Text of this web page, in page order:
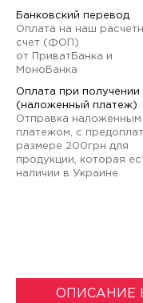
Банковский перевод
Оплата на наш
счет (ФОП)
от ПриватБанка и
МоноБанка
Оплата при получении
(наложенный платеж)
Отправка наложенным
платежом, с
размере 200грн для
продукции, которая
наличии в Украине
ОПИСАНИЕ